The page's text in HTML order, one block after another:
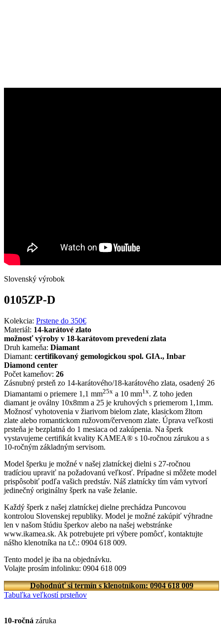
Slovenský výrobok
0105ZP-D
Kolekcia: Prstene do 350€
Materiál: 14-karátové zlato
možnosť výroby v 18-karátovom prevedení zlata
Druh kameňa: Diamant
Diamant: certifikovaný gemologickou spol. GIA., Inbar
Diamond center
Počet kameňov: 26
Zásnubný prsteň zo 14-karátového/18-karátového zlata, osadený 26
Diamantami o priemere 1,1 mm25x a 10 mm1x. Z toho jeden
diamant je oválny 10x8mm a 25 je kruhových s priemerom 1,1mm.
Možnosť vyhotovenia v žiarivom bielom zlate, klasickom žltom
zlate alebo romantickom ružovom/červenom zlate. Úprava veľkosti
prsteňa je bezplatná do 1 mesiaca od zakúpenia. Na šperk
vystavujeme certifikát kvality KAMEA® s 10-ročnou zárukou a s
10-ročným základným servisom.
Model šperku je možné v našej zlatníckej dielni s 27-ročnou
tradíciou upraviť na požadovanú veľkosť. Prípadne si môžete model
prispôsobiť podľa vašich predstáv. Náš zlatnícky tím vám vytvorí
jedinečný originálny šperk na vaše želanie.
Každý šperk z našej zlatníckej dielne prechádza Puncovou
kontrolou Slovenskej republiky. Model je možné zakúpiť výhradne
len v našom štúdiu šperkov alebo na našej webstránke
www.ikamea.sk. Ak potrebujete pri výbere pomôcť, kontaktujte
nášho klenotníka na t.č.: 0904 618 009.
Tento model je iba na objednávku.
Volajte prosím infolinku: 0904 618 009
Dohodnúť si termín s klenotníkom: 0904 618 009
Tabuľka veľkostí prsteňov
10-ročná záruka